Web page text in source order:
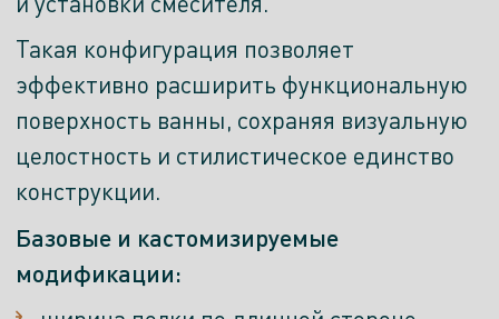
Такая конфигурация позволяет
эффективно расширить функциональную
поверхность ванны, сохраняя визуальную
целостность и стилистическое единство
конструкции.
Базовые и кастомизируемые
модификации: